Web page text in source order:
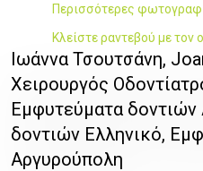
Περισσότερες
Κλείστε ραντεβού με τον
Ιωάννα Τσουτσάνη,
Χειρουργός
Εμφυτεύματα
δοντιών Ελληνικό,
Αργυρούπολη